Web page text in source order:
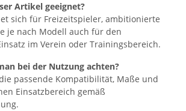
Artikel geeignet?
sich für Freizeitspieler, ambitionierte
je nach Modell auch für den
im Verein oder Trainingsbereich.
bei der Nutzung achten?
passende Kompatibilität, Maße und
Einsatzbereich gemäß